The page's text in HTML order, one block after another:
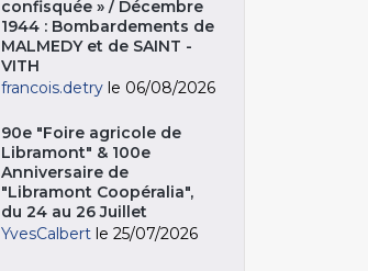
confisquée » / Décembre
1944 : Bombardements de
MALMEDY et de SAINT -
VITH
francois.detry le 06/08/2026
90e "Foire agricole de
Libramont" & 100e
Anniversaire de
"Libramont Coopéralia",
du 24 au 26 Juillet
YvesCalbert le 25/07/2026